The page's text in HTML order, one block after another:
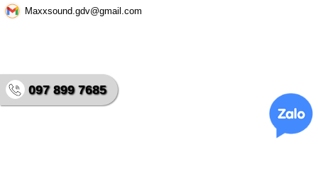
Maxxsound.gdv@gmail.com
097 899 7685